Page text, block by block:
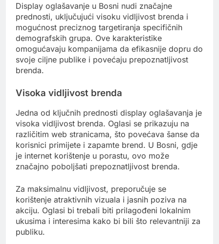
Display oglašavanje u Bosni nudi značajne
prednosti, uključujući visoku vidljivost brenda i
mogućnost preciznog targetiranja specifičnih
demografskih grupa. Ove karakteristike
omogućavaju kompanijama da efikasnije dopru do
svoje ciljne publike i povećaju prepoznatljivost
brenda.
Visoka vidljivost brenda
Jedna od ključnih prednosti display oglašavanja je
visoka vidljivost brenda. Oglasi se prikazuju na
različitim web stranicama, što povećava šanse da
korisnici primijete i zapamte brend. U Bosni, gdje
je internet korištenje u porastu, ovo može
značajno poboljšati prepoznatljivost brenda.
Za maksimalnu vidljivost, preporučuje se
korištenje atraktivnih vizuala i jasnih poziva na
akciju. Oglasi bi trebali biti prilagođeni lokalnim
ukusima i interesima kako bi bili što relevantniji za
publiku.